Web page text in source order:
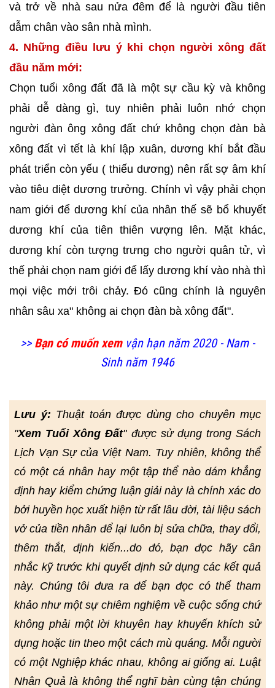
và trở về nhà sau nửa đêm để là người đầu tiên
dẫm chân vào sân nhà mình.
4. Những điều lưu ý khi chọn người xông đất
đầu năm mới:
Chọn tuổi xông đất đã là một sự cầu kỳ và không
phải dễ dàng gì, tuy nhiên phải luôn nhớ chọn
người đàn ông xông đất chứ không chọn đàn bà
xông đất vì tết là khí lập xuân, dương khí bắt đầu
phát triển còn yếu ( thiếu dương) nên rất sợ âm khí
vào tiêu diệt dương trưởng. Chính vì vậy phải chọn
nam giới để dương khí của nhân thế sẽ bổ khuyết
dương khí của tiên thiên vượng lên. Mặt khác,
dương khí còn tượng trưng cho người quân tử, vì
thế phải chọn nam giới để lấy dương khí vào nhà thì
mọi việc mới trôi chảy. Đó cũng chính là nguyên
nhân sâu xa" không ai chọn đàn bà xông đất".
>> Bạn có muốn xemvận hạn năm 2020 - Nam -
Sinh năm 1946
Lưu ý: Thuật toán được dùng cho chuyên mục
"Xem Tuổi Xông Đất" được sử dụng trong Sách
Lịch Vạn Sự của Việt Nam. Tuy nhiên, không thể
có một cá nhân hay một tập thể nào dám khẳng
định hay kiểm chứng luận giải này là chính xác do
bởi huyền học xuất hiện từ rất lâu đời, tài liệu sách
vở của tiền nhân để lại luôn bị sửa chữa, thay đổi,
thêm thắt, định kiến...do đó, bạn đọc hãy cân
nhắc kỹ trước khi quyết định sử dụng các kết quả
này. Chúng tôi đưa ra để bạn đọc có thể tham
khảo như một sự chiêm nghiệm về cuộc sống chứ
không phải một lời khuyên hay khuyến khích sử
dụng hoặc tin theo một cách mù quáng. Mỗi người
có một Nghiệp khác nhau, không ai giống ai. Luật
Nhân Quả là không thể nghĩ bàn cùng tận chúng